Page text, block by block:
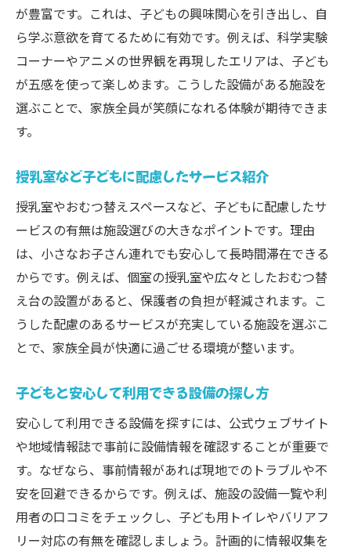
が豊富です。これは、子どもの興味関心を引き出し、自
ら学ぶ意欲を育てるために有効です。例えば、科学実験
コーナーやアニメの世界観を再現したエリアは、子ども
が五感を使って楽しめます。こうした設備がある施設を
選ぶことで、家族全員が笑顔になれる体験が期待できま
す。
授乳室など子どもに配慮したサービス紹介
授乳室やおむつ替えスペースなど、子どもに配慮したサ
ービスの有無は施設選びの大きなポイントです。理由
は、小さなお子さん連れでも安心して長時間滞在できる
からです。例えば、個室の授乳室や広々としたおむつ替
え台の設置があると、保護者の負担が軽減されます。こ
うした配慮のあるサービスが充実している施設を選ぶこ
とで、家族全員が快適に過ごせる環境が整います。
子どもと安心して利用できる設備の探し方
安心して利用できる設備を探すには、公式ウェブサイト
や地域情報誌で事前に設備情報を確認することが重要で
す。なぜなら、事前情報があれば現地でのトラブルや不
安を回避できるからです。例えば、施設の設備一覧や利
用者の口コミをチェックし、子ども用トイレやバリアフ
リー対応の有無を確認しましょう。計画的に情報収集を